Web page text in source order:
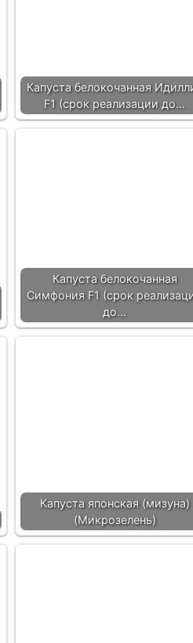
Капуста белокочанная
F1 (срок реализации до…
Капуста белокочанная
Симфония F1 (срок
до…
Капуста японская (мизуна)
(Микрозелень)